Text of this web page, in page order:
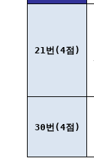
21번(4점)
30번(4점)